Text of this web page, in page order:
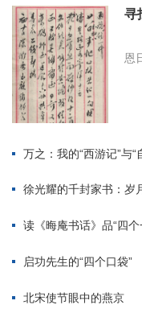
寻
恩
万之：我的“西游记”与“
徐光耀的千封家书：岁
读《晦庵书话》品“四
启功先生的“四个口袋”
北宋使节眼中的燕京